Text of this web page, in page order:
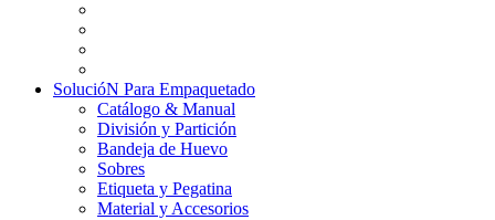
SolucióN Para Empaquetado
Catálogo & Manual
División y Partición
Bandeja de Huevo
Sobres
Etiqueta y Pegatina
Material y Accesorios